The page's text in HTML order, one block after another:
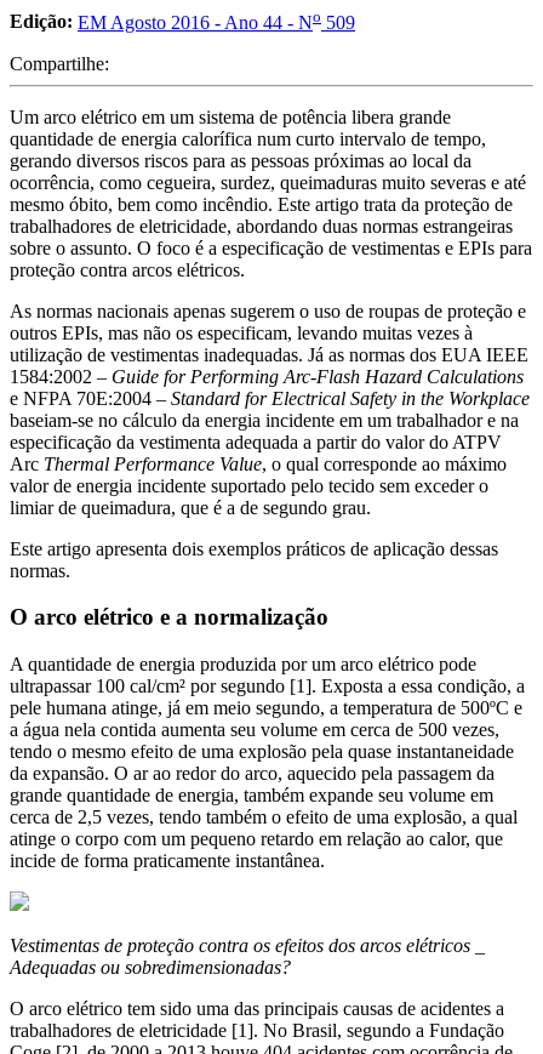
Edição: EM Agosto 2016 - Ano 44 - No 509
Compartilhe:
Um arco elétrico em um sistema de potência libera grande
quantidade de energia calorífica num curto intervalo de tempo,
gerando diversos riscos para as pessoas próximas ao local da
ocorrência, como cegueira, surdez, queimaduras muito severas e até
mesmo óbito, bem como incêndio. Este artigo trata da proteção de
trabalhadores de eletricidade, abordando duas normas estrangeiras
sobre o assunto. O foco é a especificação de vestimentas e EPIs para
proteção contra arcos elétricos.
As normas nacionais apenas sugerem o uso de roupas de proteção e
outros EPIs, mas não os especificam, levando muitas vezes à
utilização de vestimentas inadequadas. Já as normas dos EUA IEEE
1584:2002 – Guide for Performing Arc-Flash Hazard Calculations
e NFPA 70E:2004 – Standard for Electrical Safety in the Workplace
baseiam-se no cálculo da energia incidente em um trabalhador e na
especificação da vestimenta adequada a partir do valor do ATPV
Arc Thermal Performance Value, o qual corresponde ao máximo
valor de energia incidente suportado pelo tecido sem exceder o
limiar de queimadura, que é a de segundo grau.
Este artigo apresenta dois exemplos práticos de aplicação dessas
normas.
O arco elétrico e a normalização
A quantidade de energia produzida por um arco elétrico pode
ultrapassar 100 cal/cm² por segundo [1]. Exposta a essa condição, a
pele humana atinge, já em meio segundo, a temperatura de 500ºC e
a água nela contida aumenta seu volume em cerca de 500 vezes,
tendo o mesmo efeito de uma explosão pela quase instantaneidade
da expansão. O ar ao redor do arco, aquecido pela passagem da
grande quantidade de energia, também expande seu volume em
cerca de 2,5 vezes, tendo também o efeito de uma explosão, a qual
atinge o corpo com um pequeno retardo em relação ao calor, que
incide de forma praticamente instantânea.
Vestimentas de proteção contra os efeitos dos arcos elétricos _
Adequadas ou sobredimensionadas?
O arco elétrico tem sido uma das principais causas de acidentes a
trabalhadores de eletricidade [1]. No Brasil, segundo a Fundação